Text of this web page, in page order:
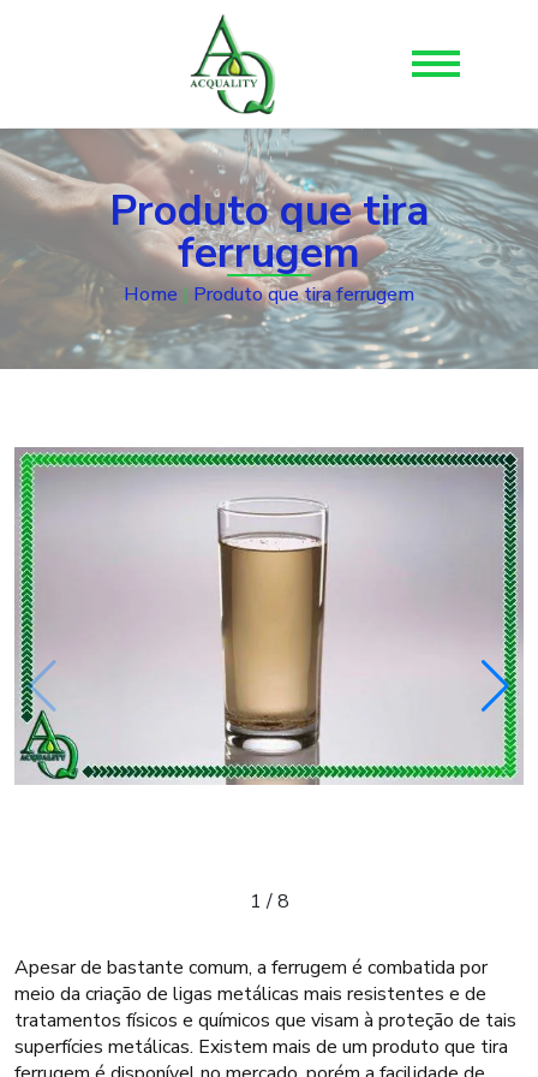
Produto que tira
ferrugem
Home | Produto que tira ferrugem
1 /8
Apesar de bastante comum, a ferrugem é combatida por
meio da criação de ligas metálicas mais resistentes e de
tratamentos físicos e químicos que visam à proteção de tais
superfícies metálicas. Existem mais de um produto que tira